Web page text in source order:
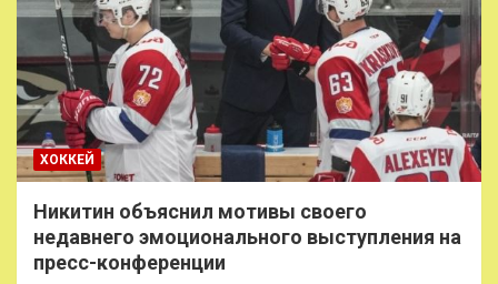
ХОККЕЙ
Никитин объяснил мотивы своего
недавнего эмоционального выступления на
пресс-конференции